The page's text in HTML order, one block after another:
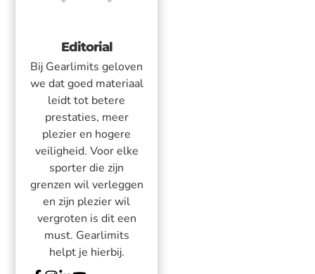
Editorial
Bij Gearlimits geloven
we dat goed materiaal
leidt tot betere
prestaties, meer
plezier en hogere
veiligheid. Voor elke
sporter die zijn
grenzen wil verleggen
en zijn plezier wil
vergroten is dit een
must. Gearlimits
helpt je hierbij.